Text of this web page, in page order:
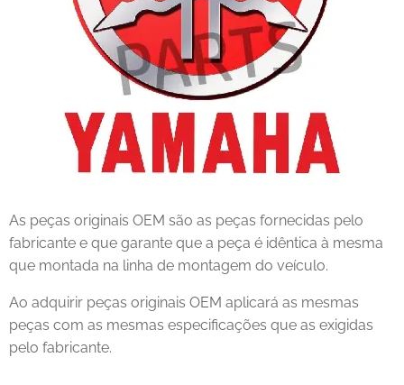
As peças originais OEM são as peças fornecidas pelo
fabricante e que garante que a peça é idêntica à mesma
que montada na linha de montagem do veículo.
Ao adquirir peças originais OEM aplicará as mesmas
peças com as mesmas especificações que as exigidas
pelo fabricante.